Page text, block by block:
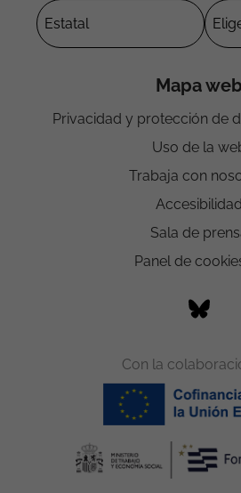
Mapa web
Privacidad y protección de
Uso de la
Trabaja con
Accesibilidad
Sala de
Panel de
Con la